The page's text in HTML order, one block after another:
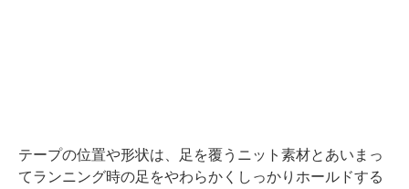
テープの位置や形状は、足を覆うニット素材とあいまっ
てランニング時の足をやわらかくしっかりホールドする